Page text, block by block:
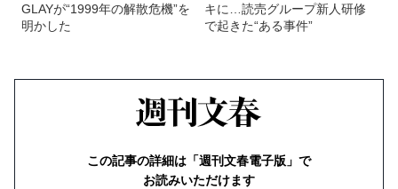
GLAYが“1999年の解散危機”を
明かした
キに…読売グループ新人研修
で起きた“ある事件”
この記事の詳細は「週刊文春電子版」で
お読みいただけます